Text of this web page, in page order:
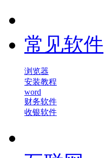
常见软件
浏览器
安装教程
word
财务软件
收银软件